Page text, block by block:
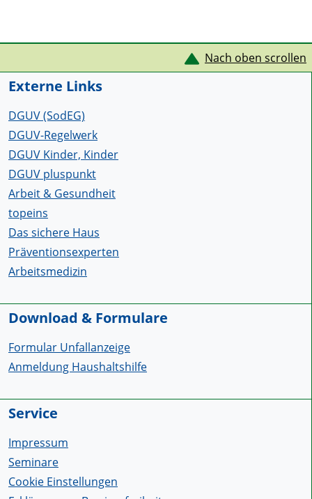
Service Informationen Nach oben scrollen
Externe Links
DGUV (SodEG)
DGUV-Regelwerk
DGUV Kinder, Kinder
DGUV pluspunkt
Arbeit & Gesundheit
topeins
Das sichere Haus
Präventionsexperten
Arbeitsmedizin
Download & Formulare
Formular Unfallanzeige
Anmeldung Haushaltshilfe
Service
Impressum
Seminare
Cookie Einstellungen